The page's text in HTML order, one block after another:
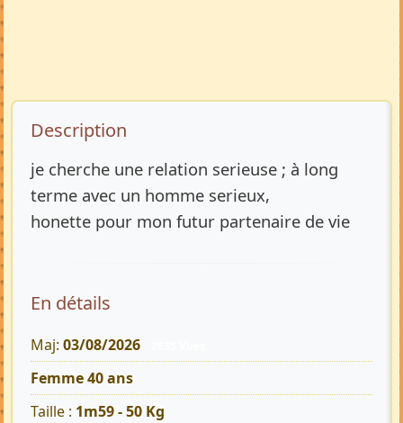
Description de l’annonce
Description
je cherche une relation serieuse ; à long
terme avec un homme serieux,
honette pour mon futur partenaire de vie
En détails
Maj: 03/08/2026
Femme 40 ans
Taille : 1m59 - 50 Kg